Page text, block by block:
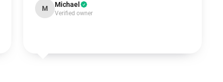
M Michael
Verified owner